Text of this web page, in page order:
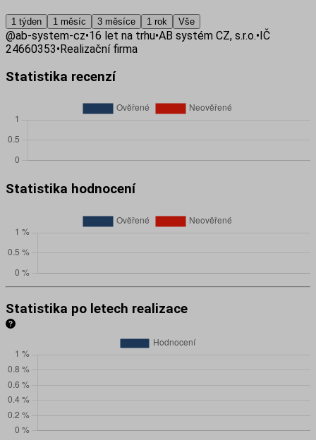
1 týden 1 měsíc 3 měsíce 1 rok Vše
@ab-system-cz•16 let na trhu•AB systém CZ, s.r.o.•IČ
24660353•Realizační firma
Statistika recenzí
Statistika hodnocení
Statistika po letech realizace